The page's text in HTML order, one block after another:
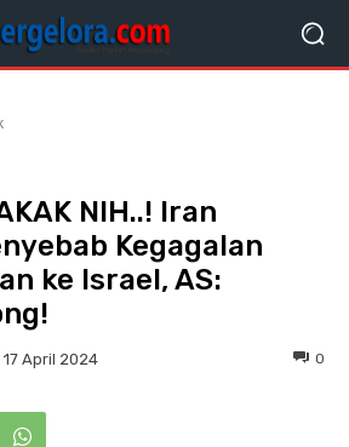
NIH..! Iran
Kegagalan
ke Israel, AS:
17 April 2024 0